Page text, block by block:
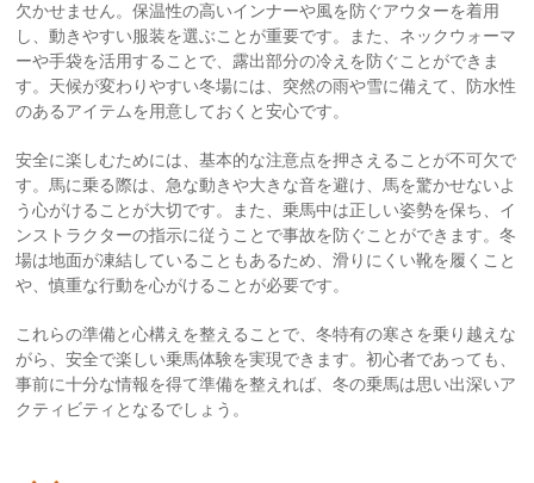
欠かせません。保温性の高いインナーや風を防ぐアウターを着用
し、動きやすい服装を選ぶことが重要です。また、ネックウォーマ
ーや手袋を活用することで、露出部分の冷えを防ぐことができま
す。天候が変わりやすい冬場には、突然の雨や雪に備えて、防水性
のあるアイテムを用意しておくと安心です。
安全に楽しむためには、基本的な注意点を押さえることが不可欠で
す。馬に乗る際は、急な動きや大きな音を避け、馬を驚かせないよ
う心がけることが大切です。また、乗馬中は正しい姿勢を保ち、イ
ンストラクターの指示に従うことで事故を防ぐことができます。冬
場は地面が凍結していることもあるため、滑りにくい靴を履くこと
や、慎重な行動を心がけることが必要です。
これらの準備と心構えを整えることで、冬特有の寒さを乗り越えな
がら、安全で楽しい乗馬体験を実現できます。初心者であっても、
事前に十分な情報を得て準備を整えれば、冬の乗馬は思い出深いア
クティビティとなるでしょう。